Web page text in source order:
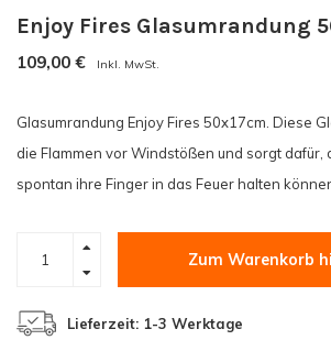
Enjoy Fires Glasumrandung
109,00 € Inkl. MwSt.
Glasumrandung Enjoy Fires 50x17cm. Diese
die Flammen vor Windstößen und sorgt dafür,
spontan ihre Finger in das Feuer halten
Zum Warenkorb
Lieferzeit: 1-3 Werktage